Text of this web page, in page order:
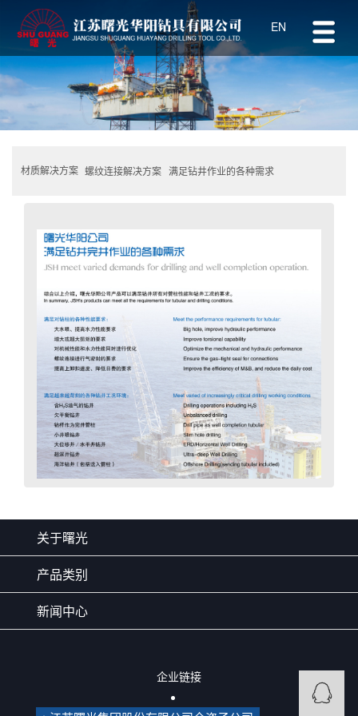
EN
材质解决方案 螺纹连接解决方案 满足钻井作业的各种需求
关于曙光
产品类别
新闻中心
企业链接